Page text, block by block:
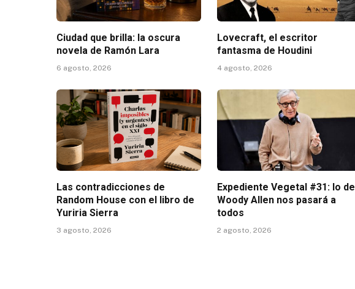
Ciudad que brilla: la oscura
novela de Ramón Lara
6 agosto, 2026
Lovecraft, el escritor
fantasma de Houdini
4 agosto, 2026
Las contradicciones de
Random House con el libro de
Yuriria Sierra
3 agosto, 2026
Expediente Vegetal #31: lo de
Woody Allen nos pasará a
todos
2 agosto, 2026